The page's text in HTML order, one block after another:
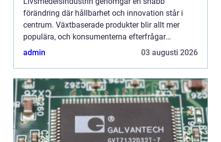
förändring där hållbarhet och innovation står i
centrum. Växtbaserade produkter blir allt mer
populära, och konsumenterna efterfrågar
alternativ som minskar klimat...
admin 03 augusti 2026